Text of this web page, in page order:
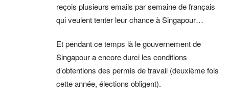
reçois plusieurs emails par semaine de français
qui veulent tenter leur chance à Singapour…
Et pendant ce temps là le gouvernement de
Singapour a encore durci les conditions
d’obtentions des permis de travail (deuxième fois
cette année, élections obligent).